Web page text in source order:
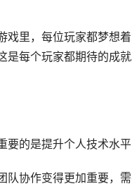
戏里，每位玩家都梦想
是每个玩家都期待的成
要的是提升个人技术水
协作变得更加重要，